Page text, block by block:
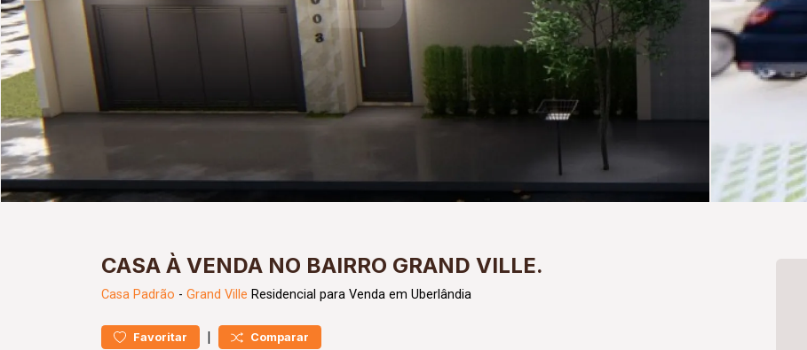
CASA À VENDA NO BAIRRO GRAND VILLE.
Casa Padrão - Grand Ville Residencial para Venda em Uberlândia
Favoritar | Comparar